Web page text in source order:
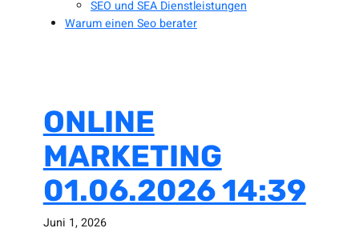
SEO und SEA Dienstleistungen
Warum einen Seo berater
ONLINE
MARKETING
01.06.2026 14:39
Juni 1, 2026